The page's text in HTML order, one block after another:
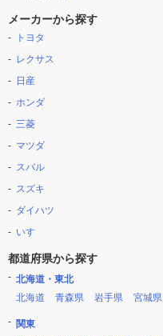
メーカーから探す
トヨタ
レクサス
日産
ホンダ
三菱
マツダ
スバル
スズキ
ダイハツ
いすゞ
都道府県から探す
北海道・東北
北海道
青森県 岩手県 宮城県
関東